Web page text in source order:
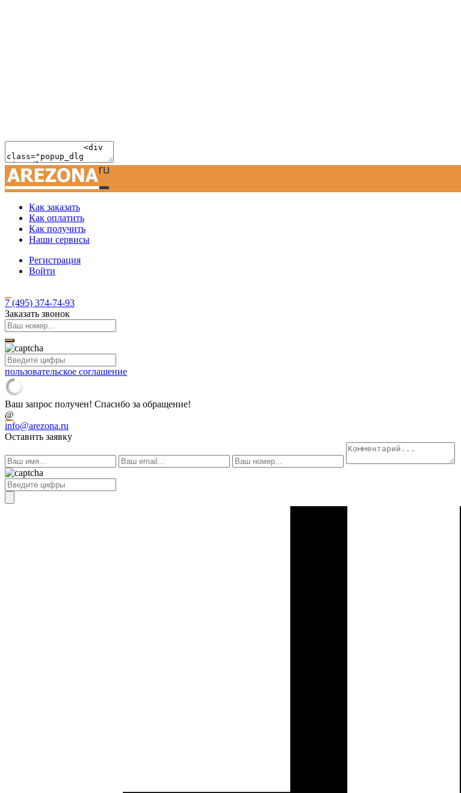
Как заказать
Как оплатить
Как получить
Наши сервисы
Регистрация
Войти
7 (495) 374-74-93
Заказать звонок
пользовательское соглашение
Ваш запрос получен! Спасибо за обращение!
@
info@arezona.ru
Оставить заявку